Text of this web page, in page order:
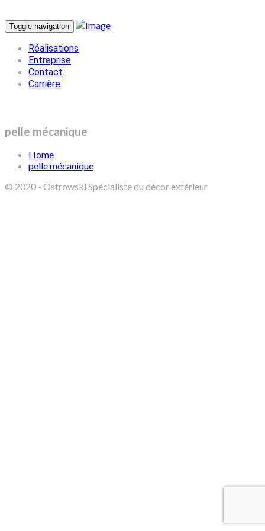
Toggle navigation
Réalisations
Entreprise
Contact
Carrière
pelle mécanique
Home
pelle mécanique
© 2020 - Ostrowski Spécialiste du décor extérieur